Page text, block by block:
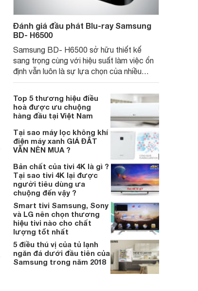
Đánh giá đầu phát Blu-ray Samsung
BD- H6500
Samsung BD- H6500 sở hữu thiết kế
sang trọng cùng với hiệu suất làm việc ổn
định vẫn luôn là sự lựa chọn của nhiều
người tiêu dùng hiện nay
Top 5 thương hiệu điều
hoà được ưu chuộng
hàng đầu tại Việt Nam
Tại sao máy lọc không khí
điện máy xanh GIÁ ĐẮT
VẪN NÊN MUA ?
Bản chất của tivi 4K là gì ?
Tại sao tivi 4K lại được
người tiêu dùng ưa
chuộng đến vậy ?
Smart tivi Samsung, Sony
và LG nên chọn thương
hiệu tivi nào cho chất
lượng tốt nhất
5 điều thú vị của tủ lạnh
ngăn đá dưới đầu tiên của
Samsung trong năm 2018